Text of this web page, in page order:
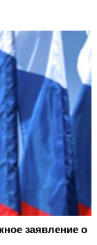
заявление о